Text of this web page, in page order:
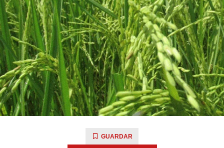
GUARDAR